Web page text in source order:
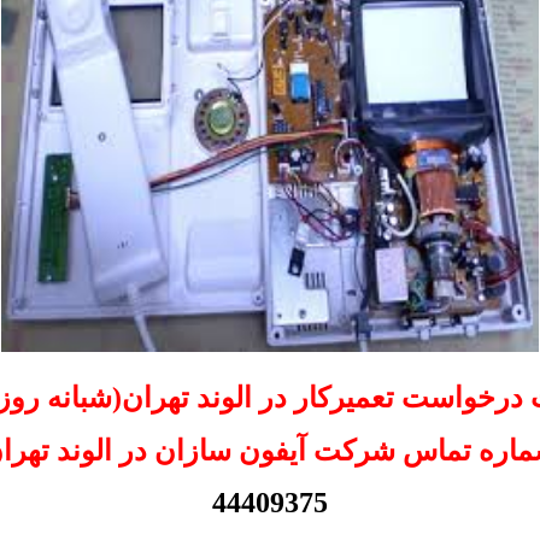
درخواست تعمیرکار در الوند تهران(شبانه
تماس شرکت آیفون سازان در الوند
44409375